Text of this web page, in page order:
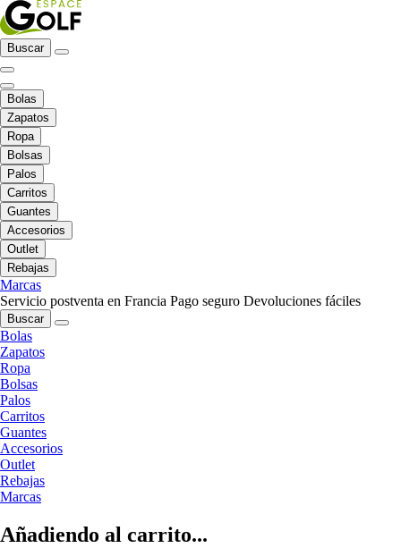
Buscar
Bolas
Zapatos
Ropa
Bolsas
Palos
Carritos
Guantes
Accesorios
Outlet
Rebajas
Marcas
Servicio postventa en Francia Pago seguro Devoluciones fáciles
Buscar
Bolas
Zapatos
Ropa
Bolsas
Palos
Carritos
Guantes
Accesorios
Outlet
Rebajas
Marcas
Añadiendo al carrito...